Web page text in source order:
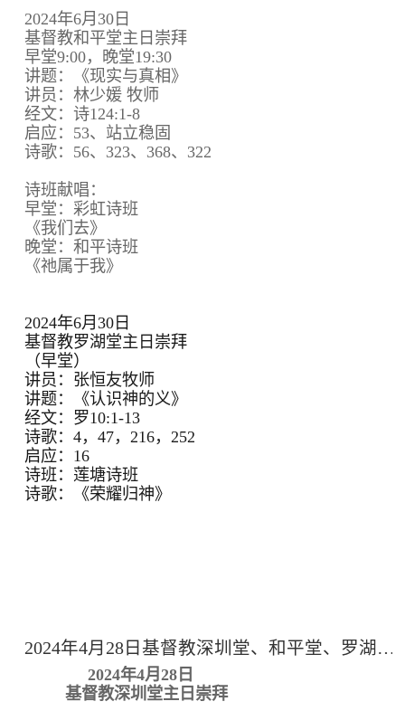
2024年6月30日
基督教和平堂主日崇拜
早堂9:00，晚堂19:30
讲题：《现实与真相》
讲员：林少媛 牧师
经文：诗124:1-8
启应：53、站立稳固
诗歌：56、323、368、322
诗班献唱：
早堂：彩虹诗班
《我们去》
晚堂：和平诗班
《祂属于我》
2024年6月30日
基督教罗湖堂主日崇拜
（早堂）
讲员：张恒友牧师
讲题：《认识神的义》
经文：罗10:1-13
诗歌：4，47，216，252
启应：16
诗班：莲塘诗班
诗歌：《荣耀归神》
2024年4月28日基督教深圳堂、和平堂、罗湖堂主日崇拜
2024年4月28日
基督教深圳堂主日崇拜